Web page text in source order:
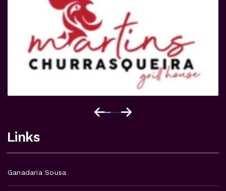
Links
Ganadaria Sousa